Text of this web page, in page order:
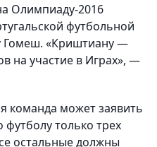
Олимпиаду-2016
футбольной
Гомеш. «Криштиану —
на участие в Играх», —
команда может заявить
только трех
остальные должны